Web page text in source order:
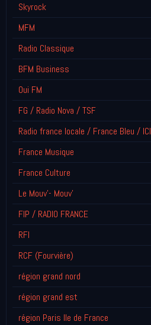
Skyrock
MFM
Radio Classique
BFM Business
Oui FM
FG / Radio Nova / TSF
Radio france locale / France Bleu / ICI
France Musique
France Culture
Le Mouv'- Mouv'
FIP / RADIO FRANCE
RFI
RCF (Fourvière)
région grand nord
région grand est
région Paris Ile de France